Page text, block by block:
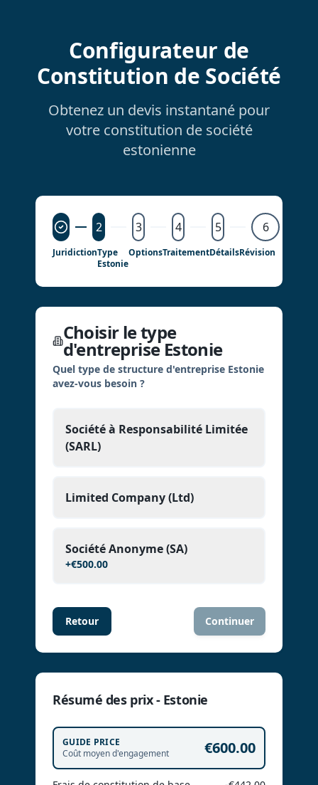
Configurateur de
Constitution de Société
Obtenez un devis instantané pour
votre constitution de société
estonienne
2 3 4 5 6
JuridictionType
Estonie
OptionsTraitementDétailsRévision
Choisir le type
d'entreprise Estonie
Quel type de structure d'entreprise Estonie
avez-vous besoin ?
Société à Responsabilité Limitée
(SARL)
Limited Company (Ltd)
Société Anonyme (SA)
+€500.00
Retour Continuer
Résumé des prix - Estonie
GUIDE PRICE
Coût moyen d'engagement
€600.00